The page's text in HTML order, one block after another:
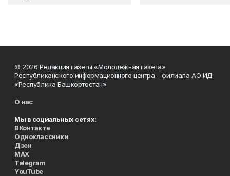
© 2026 Редакция газеты «Молодёжная газета»
Республиканского информационного центра – филиала АО ИД
«Республика Башкортостан»
О нас
Мы в социальных сетях:
ВКонтакте
Одноклассники
Дзен
MAX
Telegram
YouTube